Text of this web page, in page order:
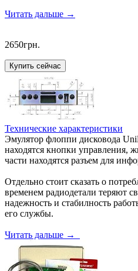
Читать дальше →
2650грн.
Технические характеристики
Эмулятор флоппи дисковода
находятся кнопки управления,
части находятся разъем для
Отдельно стоит сказать о
временем радиодетали теряют
надежность и стабилность
его службы.
Читать дальше →